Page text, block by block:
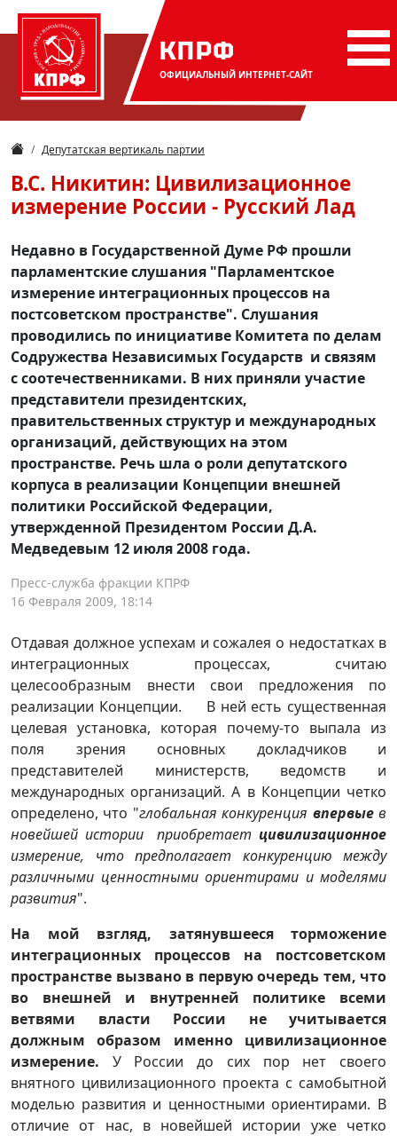
КПРФ
ОФИЦИАЛЬНЫЙ ИНТЕРНЕТ-САЙТ
Депутатская вертикаль партии
В.С. Никитин: Цивилизационное
измерение России - Русский Лад
Недавно в Государственной Думе РФ прошли
парламентские слушания "Парламентское
измерение интеграционных процессов на
постсоветском пространстве". Слушания
проводились по инициативе Комитета по делам
Содружества Независимых Государств и связям
с соотечественниками. В них приняли участие
представители президентских,
правительственных структур и международных
организаций, действующих на этом
пространстве. Речь шла о роли депутатского
корпуса в реализации Концепции внешней
политики Российской Федерации,
утвержденной Президентом России Д.А.
Медведевым 12 июля 2008 года.
Пресс-служба фракции КПРФ
16 Февраля 2009, 18:14
Отдавая должное успехам и сожалея о недостатках в
интеграционных процессах, считаю
целесообразным внести свои предложения по
реализации Концепции. В ней есть существенная
целевая установка, которая почему-то выпала из
поля зрения основных докладчиков и
представителей министерств, ведомств и
международных организаций. А в Концепции четко
определено, что "глобальная конкуренция впервыев
новейшей истории приобретает цивилизационное
измерение, что предполагает конкуренцию между
различными ценностными ориентирами и моделями
развития".
На мой взгляд, затянувшееся торможение
интеграционных процессов на постсоветском
пространстве вызвано в первую очередь тем, что
во внешней и внутренней политике всеми
ветвями власти России не учитывается
должным образом именно цивилизационное
измерение. У России до сих пор нет своего
внятного цивилизационного проекта с самобытной
моделью развития и ценностными ориентирами. В
отличие от нас, в новейшей истории уже четко